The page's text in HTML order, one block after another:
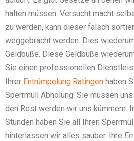
halten müssen. Versucht macht
zu werden, kann dieser falsch
weggebracht werden. Dies
Geldbuße. Diese Geldbuße
Sie einen professionellen
Ihrer Entrümpelung Ratingen haben
Sperrmüll Abholung. Sie müssen
den Rest werden wir uns kümmern.
Stunden haben Sie all Ihren
hinterlassen wir alles sauber. Ihre